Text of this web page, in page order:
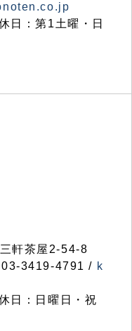
日：第1土曜・日
軒茶屋2-54-8
3419-4791 / k
日：日曜日・祝